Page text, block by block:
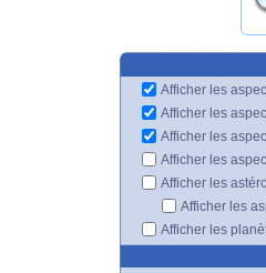
Afficher les
Afficher les
Afficher les
Afficher les
Afficher les
Afficher les
Afficher les